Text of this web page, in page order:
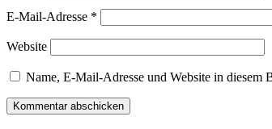
E-Mail-Adresse *
Website
Name, E-Mail-Adresse und Website in diesem